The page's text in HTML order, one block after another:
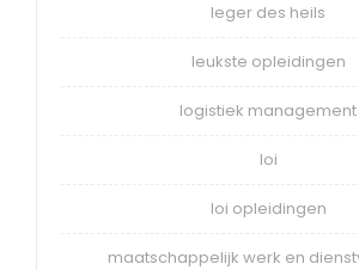
leger des heils
leukste opleidingen
logistiek management
loi
loi opleidingen
maatschappelijk werk en